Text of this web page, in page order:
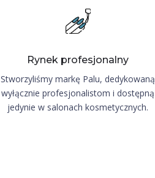
Rynek profesjonalny
Stworzyliśmy markę Palu, dedykowaną
wyłącznie profesjonalistom i dostępną
jedynie w salonach kosmetycznych.